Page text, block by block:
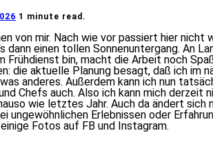
1 minute read.
von mir. Nach wie vor passiert hier
dann einen tollen Sonnenuntergang. An
Frühdienst bin, macht die Arbeit noch
die aktuelle Planung besagt, daß ich im
anderes. Außerdem kann ich nun
Chefs auch. Also ich kann mich
wie letztes Jahr. Auch da ändert
ungewöhnlichen Erlebnissen oder
Fotos auf FB und Instagram.